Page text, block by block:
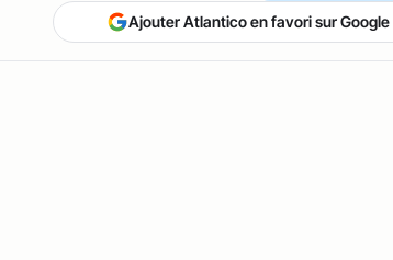
Ajouter Atlantico en favori sur Google